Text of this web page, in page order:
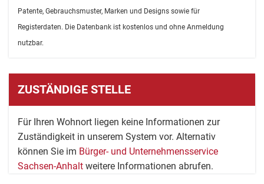
Patente, Gebrauchsmuster, Marken und Designs sowie für
Registerdaten. Die Datenbank ist kostenlos und ohne Anmeldung
nutzbar.
ZUSTÄNDIGE STELLE
Für Ihren Wohnort liegen keine Informationen zur
Zuständigkeit in unserem System vor. Alternativ
können Sie im Bürger- und Unternehmensservice
Sachsen-Anhalt weitere Informationen abrufen.